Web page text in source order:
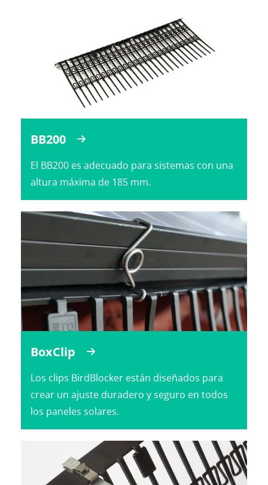
BB200
El BB200 es adecuado para sistemas con una
altura máxima de 185 mm.
BoxClip
Los clips BirdBlocker están diseñados para
crear un ajuste duradero y seguro en todos
los paneles solares.